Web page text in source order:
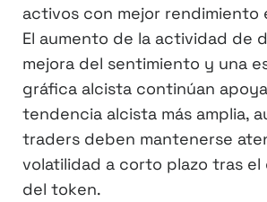
activos con mejor rendimiento
El aumento de la actividad de
mejora del sentimiento y una
gráfica alcista continúan
tendencia alcista más amplia,
traders deben mantenerse
volatilidad a corto plazo tras el
del token.